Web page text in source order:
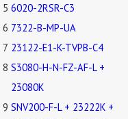
5 6020-2RSR-C3
6 7322-B-MP-UA
7 23122-E1-K-TVPB-C4
8 S3080-H-N-FZ-AF-L +
23080K
9 SNV200-F-L + 23222K +